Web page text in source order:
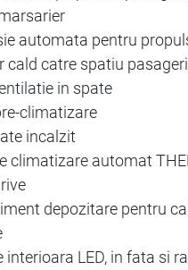
automata pentru
cald catre spatiu pasageri
in spate
climatizare
incalzit
climatizare automat
depozitare pentru
interioara LED, in fata si